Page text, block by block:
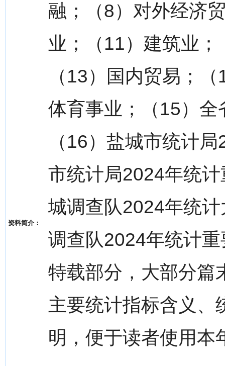
资料简介：
融；（8）对外经济
业；（11）建筑业
（13）国内贸易；
体育事业；（15）
（16）盐城市统计
市统计局2024年统
城调查队2024年统
调查队2024年统计
特载部分，大部分篇
主要统计指标含义、
明，便于读者使用本